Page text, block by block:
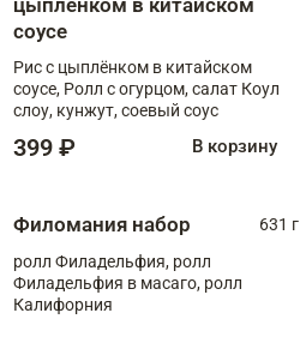
соусе
Рис с цыплёнком в китайском
соусе, Ролл с огурцом, салат Коул
слоу, кунжут, соевый соус
399 ₽ В корзину
Филомания набор
631 г
ролл Филадельфия, ролл
Филадельфия в масаго, ролл
Калифорния